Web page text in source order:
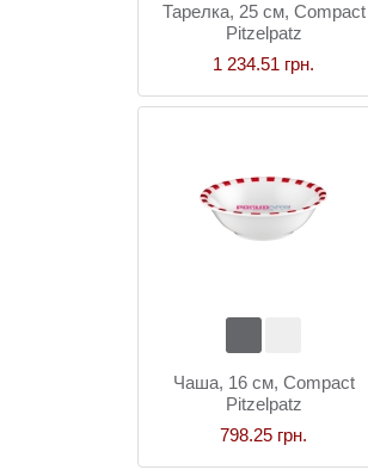
Тарелка, 25 см, Compact
Pitzelpatz
1 234.51 грн.
Чаша, 16 см, Compact
Pitzelpatz
798.25 грн.